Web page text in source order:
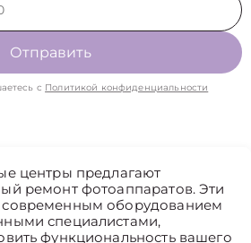
Отправить
с Политикой конфиденциальности
центры предлагают
ремонт фотоаппаратов. Эти
оборудованием
специалистами,
функциональность вашего